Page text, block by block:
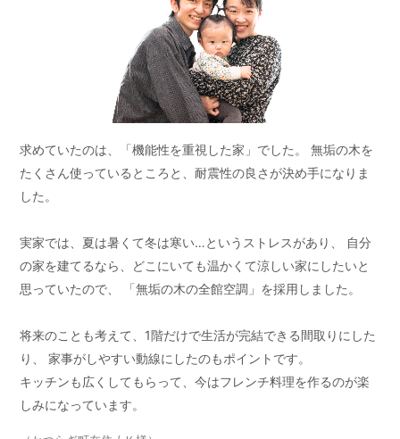
求めていたのは、「機能性を重視した家」でした。 無垢の木を
たくさん使っているところと、耐震性の良さが決め手になりま
した。
実家では、夏は暑くて冬は寒い…というストレスがあり、 自分
の家を建てるなら、どこにいても温かくて涼しい家にしたいと
思っていたので、 「無垢の木の全館空調」を採用しました。
将来のことも考えて、1階だけで生活が完結できる間取りにした
り、 家事がしやすい動線にしたのもポイントです。
キッチンも広くしてもらって、今はフレンチ料理を作るのが楽
しみになっています。